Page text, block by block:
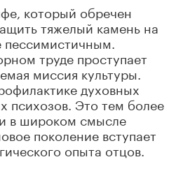
который обречен
тяжелый камень на
пессимистичным.
труде проступает
миссия культуры.
духовных
психозов. Это тем более
в широком смысле
поколение вступает
опыта отцов.